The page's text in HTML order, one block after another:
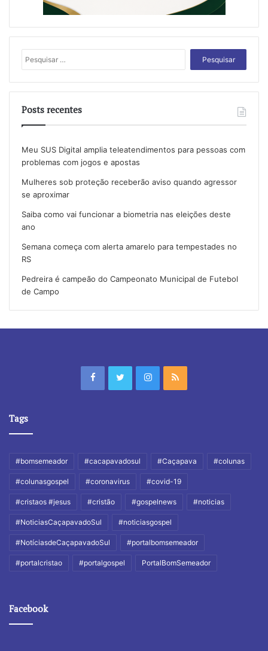
Pesquisar
por:
Posts recentes
Meu SUS Digital amplia teleatendimentos para pessoas com
problemas com jogos e apostas
Mulheres sob proteção receberão aviso quando agressor
se aproximar
Saiba como vai funcionar a biometria nas eleições deste
ano
Semana começa com alerta amarelo para tempestades no
RS
Pedreira é campeão do Campeonato Municipal de Futebol
de Campo
Tags
#bomsemeador #cacapavadosul #Caçapava #colunas
#colunasgospel #coronavirus #covid-19
#cristaos #jesus #cristão #gospelnews #noticias
#NoticiasCaçapavadoSul #noticiasgospel
#NotíciasdeCaçapavadoSul #portalbomsemeador
#portalcristao #portalgospel PortalBomSemeador
Facebook